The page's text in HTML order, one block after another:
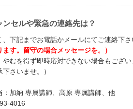
ンセルや緊急の連絡先は？
下記までお電話かメールにてご連絡下さ
ます。留守の場合メッセージを。）
やむを得ず即時応対できない場合もござい
さいませ。）
：加納 専属講師、高原 専属講師、他
4016